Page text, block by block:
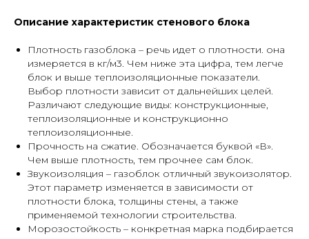
Описание характеристик стенового блока
Плотность газоблока – речь идет о плотности. она
измеряется в кг/м3. Чем ниже эта цифра, тем легче
блок и выше теплоизоляционные показатели.
Выбор плотности зависит от дальнейших целей.
Различают следующие виды: конструкционные,
теплоизоляционные и конструкционно
теплоизоляционные.
Прочность на сжатие. Обозначается буквой «В».
Чем выше плотность, тем прочнее сам блок.
Звукоизоляция – газоблок отличный звукоизолятор.
Этот параметр изменяется в зависимости от
плотности блока, толщины стены, а также
применяемой технологии строительства.
Морозостойкость – конкретная марка подбирается